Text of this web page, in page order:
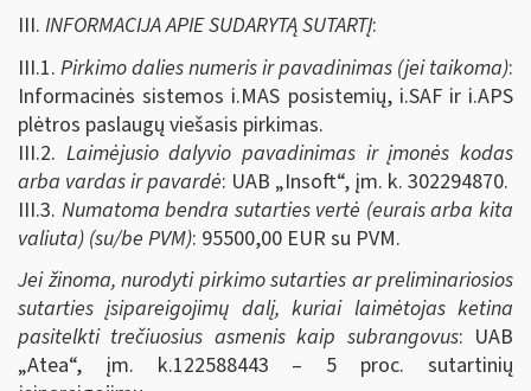
III. INFORMACIJA APIE SUDARYTĄ SUTARTĮ:
III.1. Pirkimo dalies numeris ir pavadinimas (jei taikoma):
Informacinės sistemos i.MAS posistemių, i.SAF ir i.APS
plėtros paslaugų viešasis pirkimas.
III.2. Laimėjusio dalyvio pavadinimas ir įmonės kodas
arba vardas ir pavardė: UAB „Insoft“, įm. k. 302294870.
III.3. Numatoma bendra sutarties vertė (eurais arba kita
valiuta) (su/be PVM): 95500,00 EUR su PVM.
Jei žinoma, nurodyti pirkimo sutarties ar preliminariosios
sutarties įsipareigojimų dalį, kuriai laimėtojas ketina
pasitelkti trečiuosius asmenis kaip subrangovus: UAB
„Atea“, įm. k.122588443 – 5 proc. sutartinių